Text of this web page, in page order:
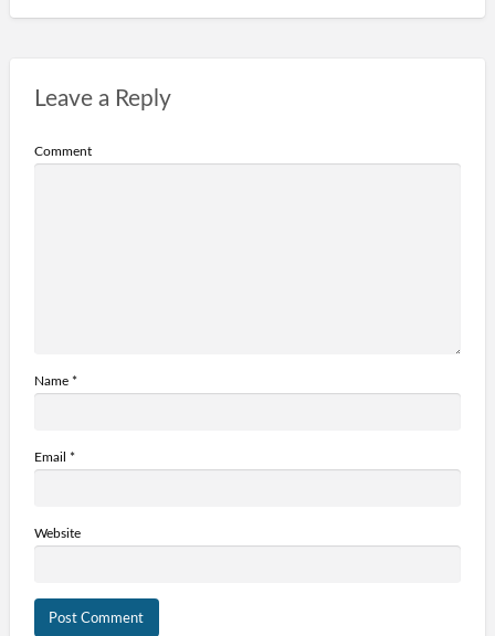
Leave a Reply
Comment
Name *
Email *
Website